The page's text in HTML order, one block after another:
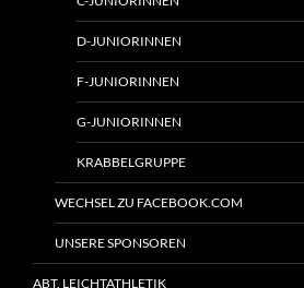
D-JUNIORINNEN
F-JUNIORINNEN
G-JUNIORINNEN
KRABBELGRUPPE
WECHSEL ZU FACEBOOK.COM
UNSERE SPONSOREN
ABT. LEICHTATHLETIK